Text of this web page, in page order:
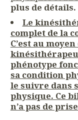
plus de détails.
Le
complet de la
C’est au
phénotype
sa condition
le suivre dans
physique. Ce
n’a pas de